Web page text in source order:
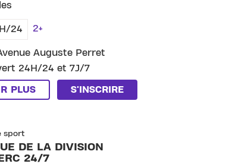
24 2+
Auguste Perret
24H/24 et 7J/7
PLUS S'INSCRIRE
sport
DE LA DIVISION
24/7